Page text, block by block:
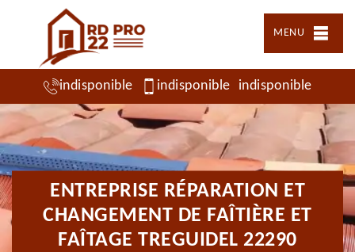
MENU
indisponible indisponible indisponible
ENTREPRISE RÉPARATION ET
CHANGEMENT DE FAÎTIÈRE ET
FAÎTAGE TREGUIDEL 22290